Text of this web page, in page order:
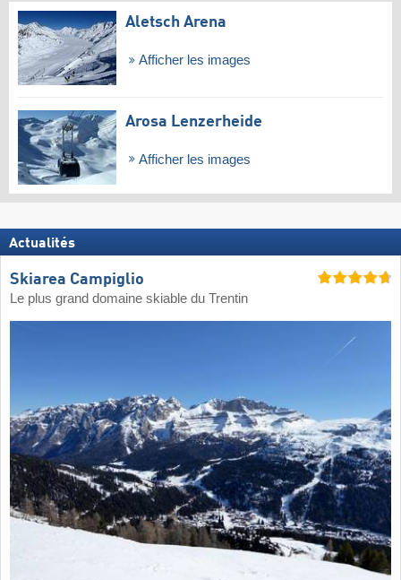
Aletsch Arena
Afficher les images
Arosa Lenzerheide
Afficher les images
Actualités
Skiarea Campiglio
Le plus grand domaine skiable du Trentin